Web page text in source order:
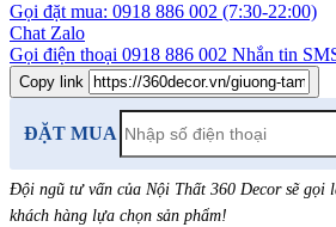
Gọi đặt mua: 0918 886 002 (7:30-22:00)
Chat Zalo
Gọi điện thoại 0918 886 002 Nhắn tin
Copy link
ĐẶT MUA
Đội ngũ tư vấn của Nội Thất 360 Decor sẽ gọi
khách hàng lựa chọn sản phẩm!